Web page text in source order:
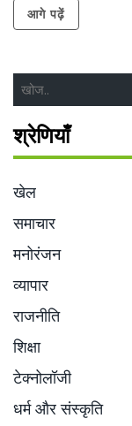
आगे पढ़ें
श्रेणियाँ
खेल
समाचार
मनोरंजन
व्यापार
राजनीति
शिक्षा
टेक्नोलॉजी
धर्म और संस्कृति